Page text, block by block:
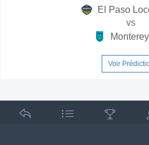
El Paso
vs
Voir